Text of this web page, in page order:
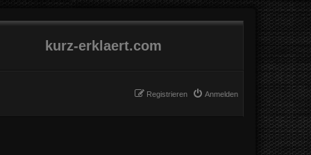
kurz-erklaert.com
Anmelden
Registrieren